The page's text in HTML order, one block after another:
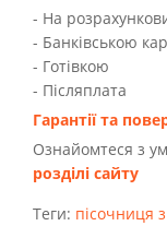
- На
- Банківською
- Готівкою
- Післяплата
Гарантії та
Ознайомтеся з
розділі сайту
Теги: пісочниця